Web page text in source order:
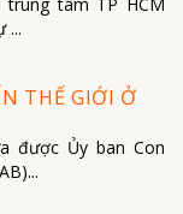
...
THẾ GIỚI Ở
được Ủy ban Con